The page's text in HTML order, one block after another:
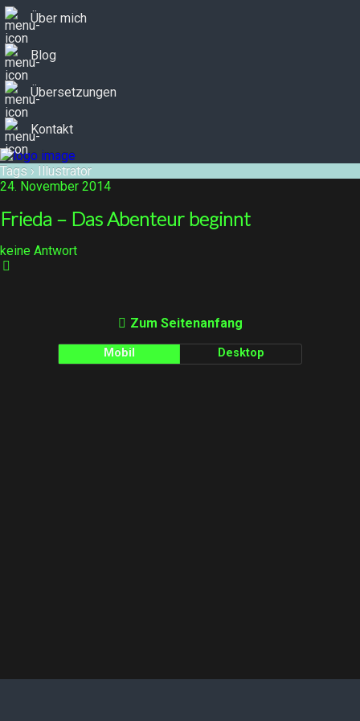
Über mich
Blog
Übersetzungen
Kontakt
Tags › Illustrator
24. November 2014
Frieda – Das Abenteur beginnt
keine Antwort
Zum Seitenanfang
Mobil Desktop